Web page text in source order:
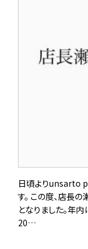
日頃よりunsarto
す。 この度、店長
となりました。年
20…